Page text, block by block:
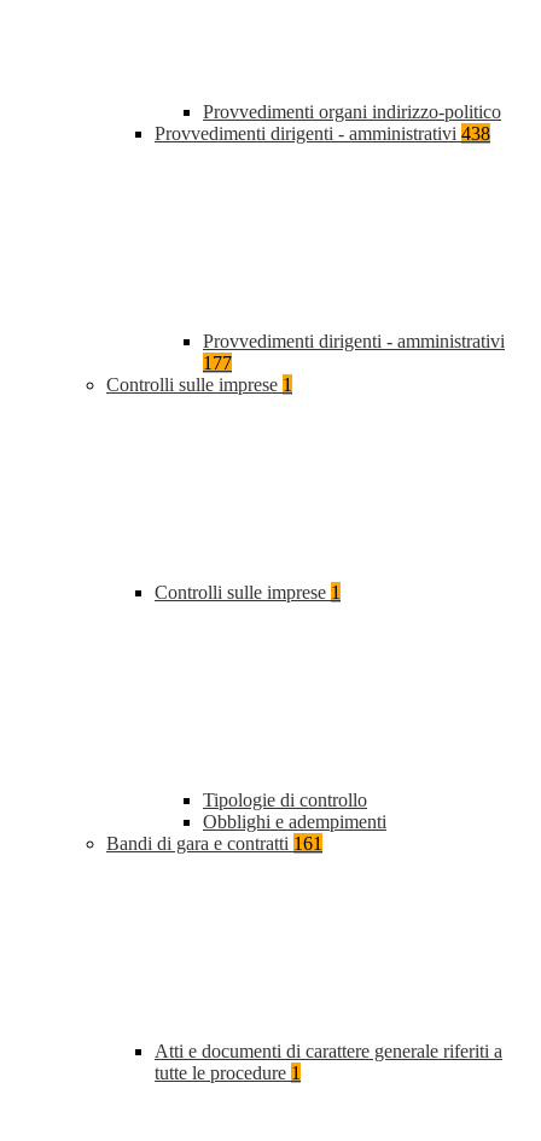
Provvedimenti organi indirizzo-politico
Provvedimenti dirigenti - amministrativi 438
Provvedimenti dirigenti - amministrativi
177
Controlli sulle imprese 1
Controlli sulle imprese 1
Tipologie di controllo
Obblighi e adempimenti
Bandi di gara e contratti 161
Atti e documenti di carattere generale riferiti a
tutte le procedure 1